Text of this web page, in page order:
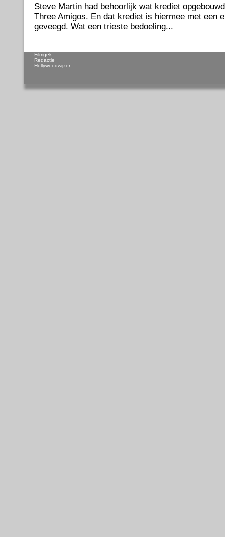
Steve Martin had behoorlijk wat krediet
Three Amigos. En dat krediet is hiermee met een
geveegd. Wat een trieste bedoeling...
Filmgek
Redactie
Hollywoodwijzer